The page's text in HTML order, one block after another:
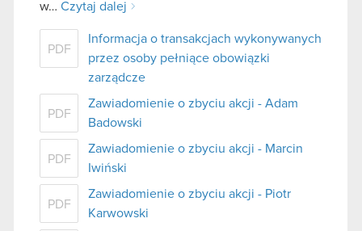
w… Czytaj dalej
PDF
Informacja o transakcjach wykonywanych
przez osoby pełniące obowiązki
zarządcze
PDF
Zawiadomienie o zbyciu akcji - Adam
Badowski
PDF
Zawiadomienie o zbyciu akcji - Marcin
Iwiński
PDF
Zawiadomienie o zbyciu akcji - Piotr
Karwowski